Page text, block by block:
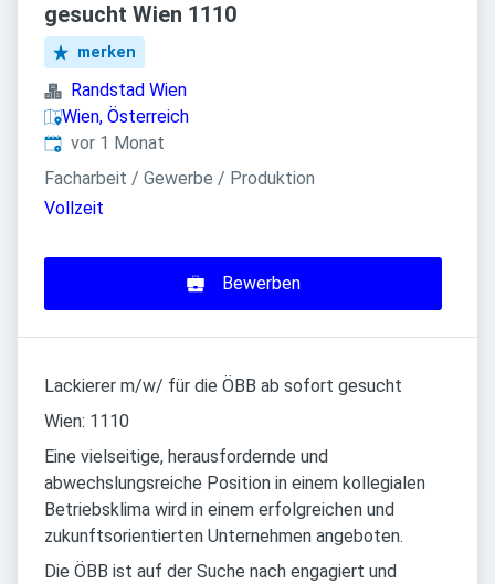
gesucht Wien 1110
merken
Randstad Wien
Wien, Österreich
Veröffentlicht:
vor 1 Monat
Facharbeit / Gewerbe / Produktion
Vollzeit
Bewerben
Lackierer m/w/ für die ÖBB ab sofort gesucht
Wien: 1110
Eine vielseitige, herausfordernde und
abwechslungsreiche Position in einem kollegialen
Betriebsklima wird in einem erfolgreichen und
zukunftsorientierten Unternehmen angeboten.
Die ÖBB ist auf der Suche nach engagiert und